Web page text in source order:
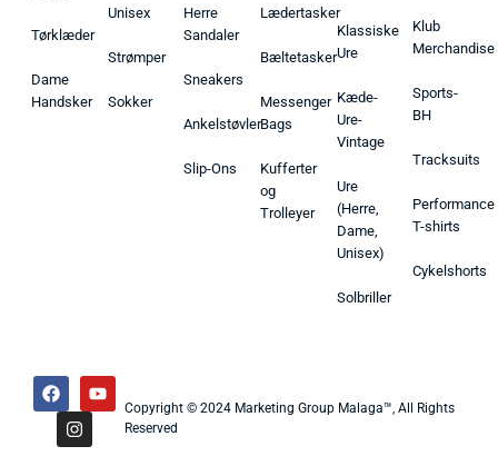
Tørklæder
Dame
Handsker
Unisex
Strømper
Sokker
Herre
Sandaler
Sneakers
Ankelstøvler
Slip-Ons
Lædertasker
Bæltetasker
Messenger
Bags
Kufferter
og
Trolleyer
Klassiske
Ure
Kæde-
Ure-
Vintage
Ure
(Herre,
Dame,
Unisex)
Solbriller
Klub
Merchandise
Sports-
BH
Tracksuits
Performance
T-shirts
Cykelshorts
Copyright © 2024 Marketing Group Malaga™, All Rights
Reserved